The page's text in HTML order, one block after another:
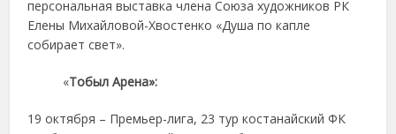
персональная выставка члена Союза художников РК
Елены Михайловой-Хвостенко «Душа по капле
собирает свет».
«Тобыл Арена»:
19 октября – Премьер-лига, 23 тур костанайский ФК